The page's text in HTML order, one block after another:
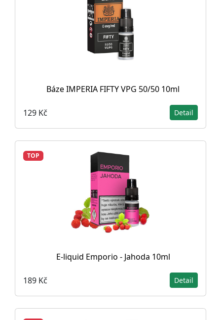
Báze IMPERIA FIFTY VPG 50/50 10ml
129 Kč Detail
TOP
E-liquid Emporio - Jahoda 10ml
189 Kč Detail